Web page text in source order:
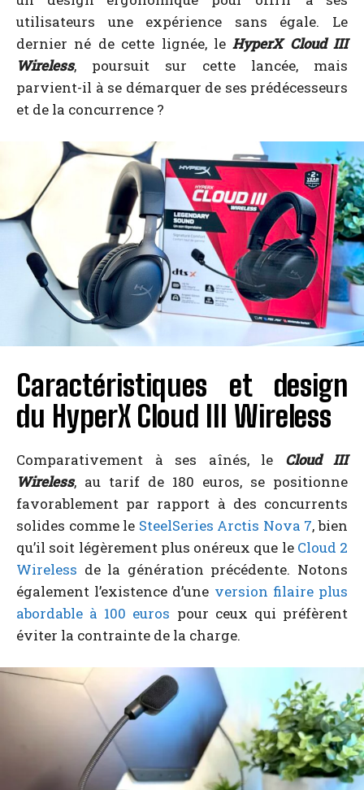
utilisateurs une expérience sans égale. Le
dernier né de cette lignée, leHyperX Cloud III
Wireless, poursuit sur cette lancée, mais
parvient-il à se démarquer de ses prédécesseurs
et de la concurrence ?
Caractéristiques et design
du HyperX Cloud III Wireless
Comparativement à ses aînés, le Cloud III
Wireless, au tarif de 180 euros, se positionne
favorablement par rapport à des concurrents
solides comme le SteelSeries Arctis Nova 7, bien
qu’il soit légèrement plus onéreux que le Cloud 2
Wireless de la génération précédente. Notons
également l’existence d’une version filaire plus
abordable à 100 euros pour ceux qui préfèrent
éviter la contrainte de la charge.